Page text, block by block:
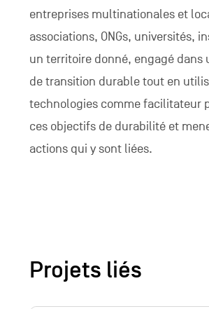
entreprises multinationales et
associations, ONGs, universités,
un territoire donné, engagé dans
de transition durable tout en
technologies comme facilitateur
ces objectifs de durabilité et
actions qui y sont liées.
Projets liés